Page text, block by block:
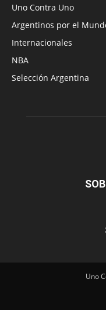
Uno Contra Uno
Argentinos por el
Internacionales
NBA
Selección Argentina
Uno